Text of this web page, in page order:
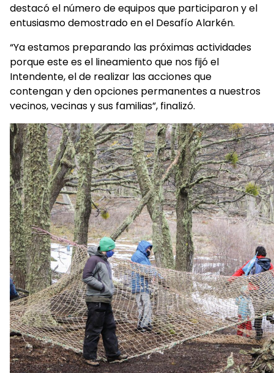
destacó el número de equipos que participaron y el
entusiasmo demostrado en el Desafío Alarkén.
“Ya estamos preparando las próximas actividades
porque este es el lineamiento que nos fijó el
Intendente, el de realizar las acciones que
contengan y den opciones permanentes a nuestros
vecinos, vecinas y sus familias”, finalizó.